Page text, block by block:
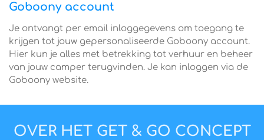
Goboony account
Je ontvangt per email inloggegevens om toegang te
krijgen tot jouw gepersonaliseerde Goboony account.
Hier kun je alles met betrekking tot verhuur en beheer
van jouw camper terugvinden. Je kan inloggen via de
Goboony website.
OVER HET GET & GO CONCEPT